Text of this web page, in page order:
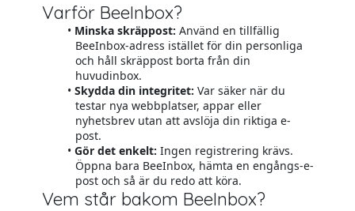
Varför BeeInbox?
Minska skräppost: Använd en tillfällig
BeeInbox-adress istället för din personliga
och håll skräppost borta från din
huvudinbox.
Skydda din integritet: Var säker när du
testar nya webbplatser, appar eller
nyhetsbrev utan att avslöja din riktiga e-
post.
Gör det enkelt: Ingen registrering krävs.
Öppna bara BeeInbox, hämta en engångs-e-
post och så är du redo att köra.
Vem står bakom BeeInbox?